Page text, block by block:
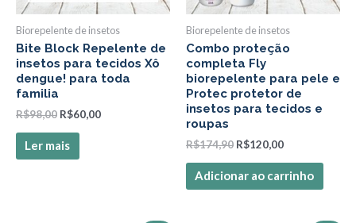
Biorepelente de insetos
Bite Block Repelente de
insetos para tecidos Xô
dengue! para toda
familia
R$98,00 R$60,00
Ler mais
Biorepelente de insetos
Combo proteção
completa Fly
biorepelente para pele e
Protec protetor de
insetos para tecidos e
roupas
R$174,90 R$120,00
Adicionar ao carrinho